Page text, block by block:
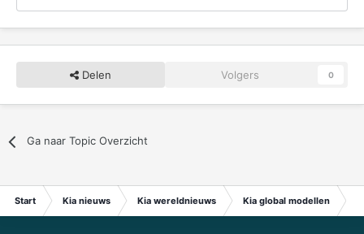
Delen Volgers 0
Ga naar Topic Overzicht
Start Kia nieuws Kia wereldnieuws Kia global modellen